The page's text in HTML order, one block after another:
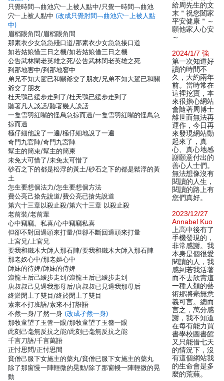
只覺時間﹁曲池穴﹂上被人點中/只覺一時間﹁曲池
穴﹂上被人點中 (改成只覺肘間﹁曲池穴﹂上被人點
中)
眉梢眼角問/眉梢眼角間
那素衣少女急急殘口道/那素衣少女急急接口道
如若姑娘惜三日之機/如若姑娘借三日之機
公告武林闌老英雄之死/公告武林閔老英雄之死
到那地害中/到那地窖中
弟兄不知大駕已和關爺交了朋友/兄弟不知大駕已和關
爺交了朋友
杜天鶚己緩步走到了/杜天鶚已緩步走到了
聽著凡人談話/聽著幾人談話
一隻雪羽紅嘴的怪烏急掠而過/一隻雪羽紅嘴的怪鳥急
掠而過
極仔細他說了一遍/極仔細地說了一遍
奇門九官陣/奇門九宮陣
幫主的簡束/幫主的簡柬
未免大可惜了/未免太可惜了
砂石之下的都是松浮的黃土/砂石之下的都是鬆浮的黃
土
怎生要想個法力/怎生要想個方法
費公亮己搶先說道/費公亮已搶先說道
第六十三章以殺止殺/第六十三章 以殺止殺
老前裝/老前輩
心中竊竊。私喜/心中竊竊私喜
但卻不對回過頭來打量/但卻不斷回過頭來打量
上宮兄/上官兄
要我和鐵木大師人那石陣/要我和鐵木大師入那石陣
那老奴心中/那老嫗心中
師妹的待婢/師妹的侍婢
滾龍王后己緩步走到/滾龍王后已緩步走到
唐叔叔己見過我那母后/唐叔叔已見過我那母后
終淤閉上了雙目/終於閉上了雙目
素來不打班語/素來不打誑語
不然一身/了然一身 (改成孑然一身)
那牧童望了玉管一眼/那牧童望了玉簪一眼
此刻己毫無反抗之能/此刻已毫無反抗之能
千言刀語/千言萬語
正忖思問/正忖思間
貧僧己服下女施主的藥丸/貧僧已服下女施主的藥丸
除了那窗慢一陣輕微的晃動/除了那窗幔一陣輕微的晃
動
給周先生的文
末＂祝您闔家
平安健康＂～
願他家人心安
～
2024/1/7 強
第一次知道好
讀的時間不
久，大約兩年
前。當時常在
這裡挖寶，本
來很擔心網站
會隨著周博士
離世而無法再
運作，今日再
來發現網站動
起來了，真
心、真心地感
謝願意付出的
善心人士們。
無法想像沒有
閱讀的人生，
閱讀的路上有
您們真好。
2023/12/27
Annabel Kuo
上高中後有了
手機發現的，
非常感謝。我
本身是個很愛
閱讀的人，我
感到若我活著
而不去欣賞這
一種人類的藝
術那將毫無意
義可言。總而
言之，萬分感
謝，我不知道
在每有能力買
書學校圖書館
又只能借七天
的情況下，沒
有這個網站我
的生命會是多
麼的荒蕪。